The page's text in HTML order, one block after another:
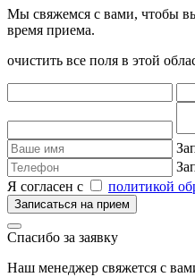
Мы свяжемся с вами, чтобы
время приема.
очистить все поля в этой
Я согласен с
политикой
Записаться на прием
Спасибо за заявку
Наш менеджер свяжется с